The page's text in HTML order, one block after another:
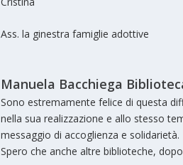
Ass. la ginestra famiglie adottive
Manuela Bacchiega
Sono estremamente felice di questa
nella sua realizzazione e allo stesso
messaggio di accoglienza e solidarietà.
Spero che anche altre biblioteche,